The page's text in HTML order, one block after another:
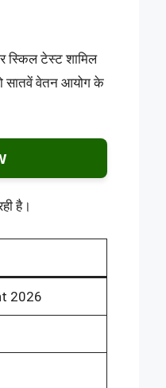
स्किल टेस्ट शामिल
सातवें वेतन आयोग के
है।
2026